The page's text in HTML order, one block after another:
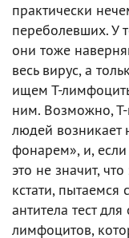
практически
переболевших. У
они тоже
весь вирус, а
ищем Т-
ним. Возможно, Т-
людей
фонарем», и,
это не значит,
кстати, пытаемся
антитела тест
лимфоцитов,